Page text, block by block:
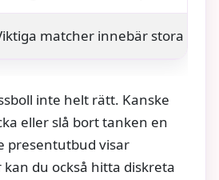
matcher innebär stora
inte helt rätt. Kanske
eller slå bort tanken en
presentutbud visar
du också hitta diskreta